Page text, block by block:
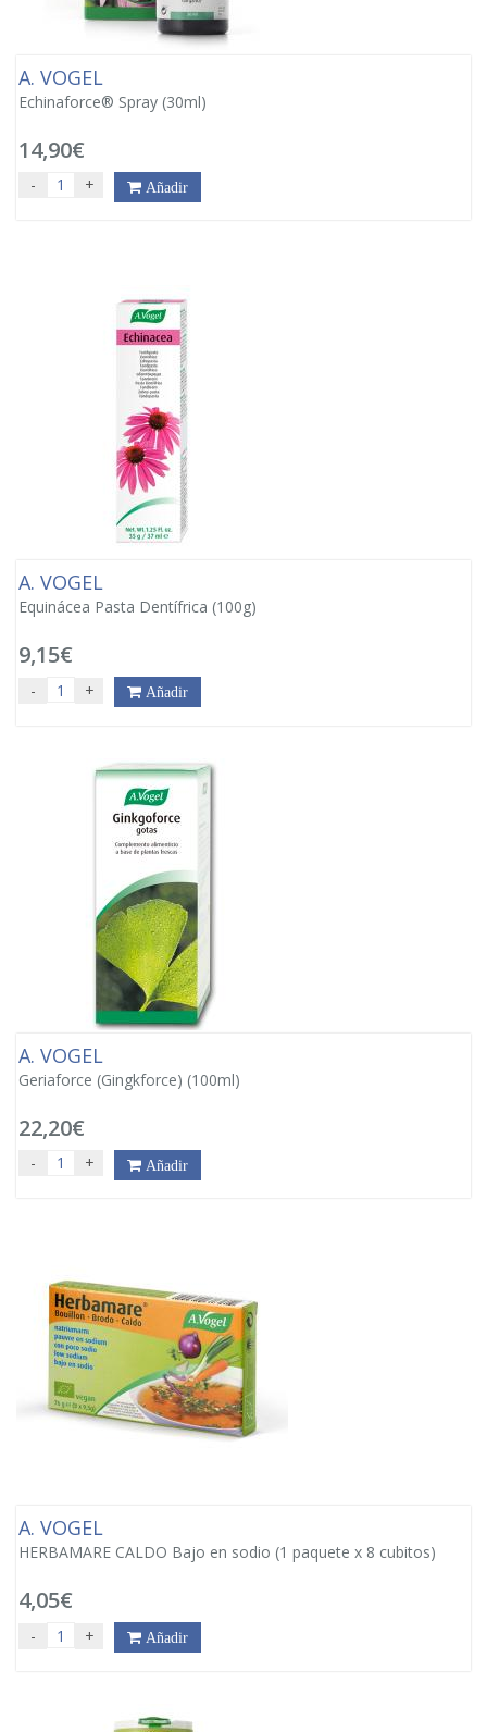
A. VOGEL
Echinaforce® Spray (30ml)
14,90€
- + Añadir
A. VOGEL
Equinácea Pasta Dentífrica (100g)
9,15€
- + Añadir
A. VOGEL
Geriaforce (Gingkforce) (100ml)
22,20€
- + Añadir
A. VOGEL
HERBAMARE CALDO Bajo en sodio (1 paquete x 8 cubitos)
4,05€
- + Añadir